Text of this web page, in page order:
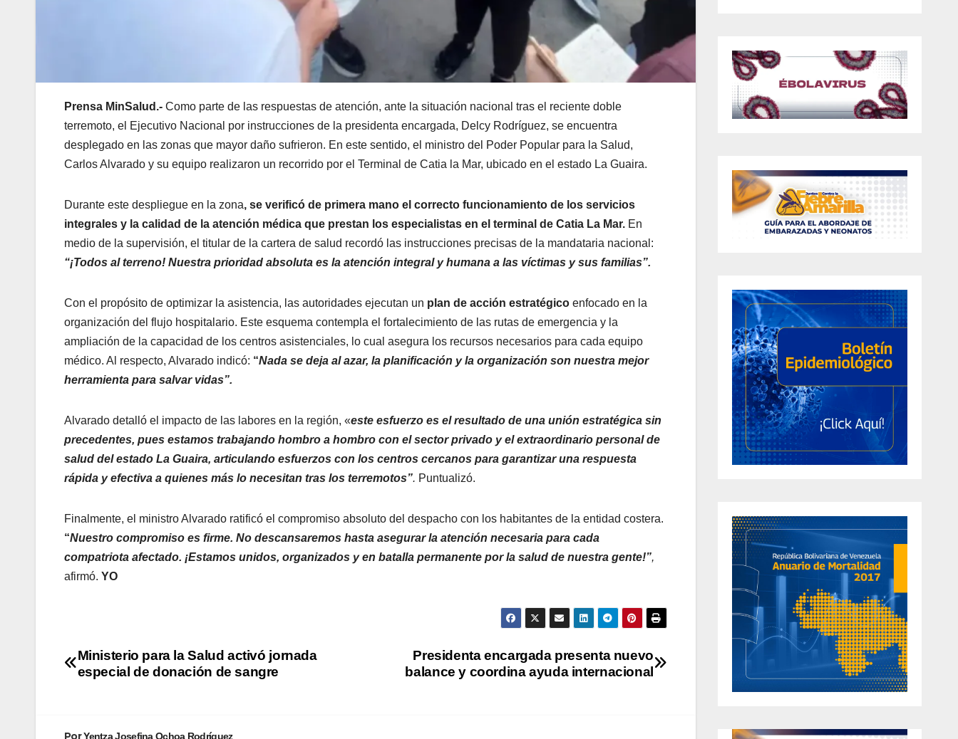
Prensa MinSalud.- Como parte de las respuestas de atención, ante la situación nacional tras el reciente doble
terremoto, el Ejecutivo Nacional por instrucciones de la presidenta encargada, Delcy Rodríguez, se encuentra
desplegado en las zonas que mayor daño sufrieron. En este sentido, el ministro del Poder Popular para la Salud,
Carlos Alvarado y su equipo realizaron un recorrido por el Terminal de Catia la Mar, ubicado en el estado La Guaira.
Durante este despliegue en la zona, se verificó de primera mano el correcto funcionamiento de los servicios
integrales y la calidad de la atención médica que prestan los especialistas en el terminal de Catia La Mar. En
medio de la supervisión, el titular de la cartera de salud recordó las instrucciones precisas de la mandataria nacional:
“¡Todos al terreno! Nuestra prioridad absoluta es la atención integral y humana a las víctimas y sus familias”.
​Con el propósito de optimizar la asistencia, las autoridades ejecutan un plan de acción estratégico enfocado en la
organización del flujo hospitalario. Este esquema contempla el fortalecimiento de las rutas de emergencia y la
ampliación de la capacidad de los centros asistenciales, lo cual asegura los recursos necesarios para cada equipo
médico. Al respecto, Alvarado indicó: “Nada se deja al azar, la planificación y la organización son nuestra mejor
herramienta para salvar vidas”.
​Alvarado detalló el impacto de las labores en la región, «este esfuerzo es el resultado de una unión estratégica sin
precedentes, pues estamos trabajando hombro a hombro con el sector privado y el extraordinario personal de
salud del estado La Guaira, articulando esfuerzos con los centros cercanos para garantizar una respuesta
rápida y efectiva a quienes más lo necesitan tras los terremotos”. Puntualizó.
​Finalmente, el ministro Alvarado ratificó el compromiso absoluto del despacho con los habitantes de la entidad costera.
“Nuestro compromiso es firme. No descansaremos hasta asegurar la atención necesaria para cada
compatriota afectado. ¡Estamos unidos, organizados y en batalla permanente por la salud de nuestra gente!”,
afirmó. YO
Presidenta encargada presenta nuevo
balance y coordina ayuda internacional
Ministerio para la Salud activó jornada
especial de donación de sangre
PorYentza Josefina Ochoa Rodríguez